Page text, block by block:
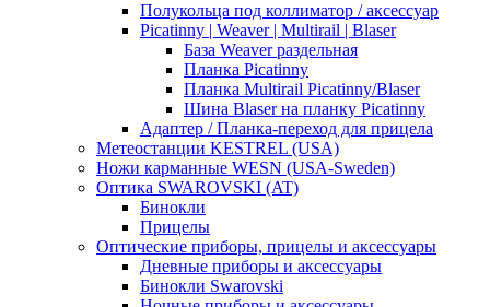
Полукольца под коллиматор / аксессуар
Picatinny | Weaver | Multirail | Blaser
База Weaver раздельная
Планка Picatinny
Планка Multirail Picatinny/Blaser
Шина Blaser на планку Picatinny
Адаптер / Планка-переход для прицела
Метеостанции KESTREL (USA)
Ножи карманные WESN (USA-Sweden)
Оптика SWAROVSKI (AT)
Бинокли
Прицелы
Оптические приборы, прицелы и аксессуары
Дневные приборы и аксессуары
Бинокли Swarovski